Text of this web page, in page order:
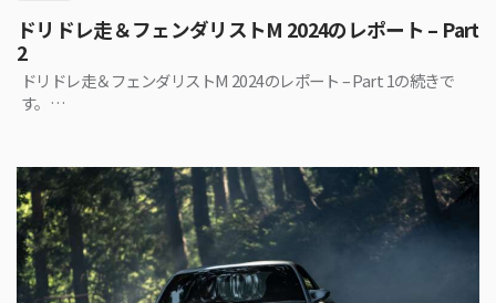
ドリドレ走＆フェンダリストM 2024のレポート – Part
2
ドリドレ走＆フェンダリストM 2024のレポート – Part 1の続きで
す。…